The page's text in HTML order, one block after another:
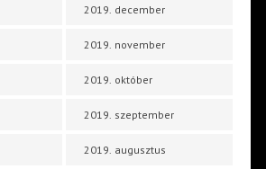
2019. december
2019. november
2019. október
2019. szeptember
2019. augusztus